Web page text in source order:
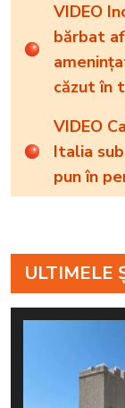
VIDEO
bărbat
căzut în
VIDEO
Italia
pun în
ULTIMELE